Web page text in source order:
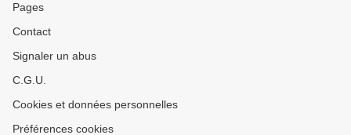
Pages
Contact
Signaler un abus
C.G.U.
Cookies et données personnelles
Préférences cookies